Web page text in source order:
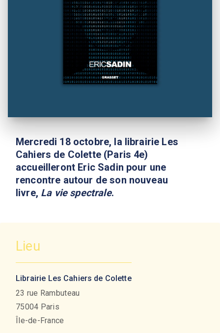
Mercredi 18 octobre, la librairie Les
Cahiers de Colette (Paris 4e)
accueilleront Eric Sadin pour une
rencontre autour de son nouveau
livre, La vie spectrale.
Lieu
Librairie Les Cahiers de Colette
23 rue Rambuteau
75004 Paris
Île-de-France